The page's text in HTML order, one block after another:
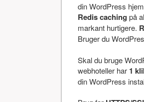
din WordPress
Redis caching på
markant hurtigere.
Bruger du
Skal du bruge
webhoteller har 1
din WordPress